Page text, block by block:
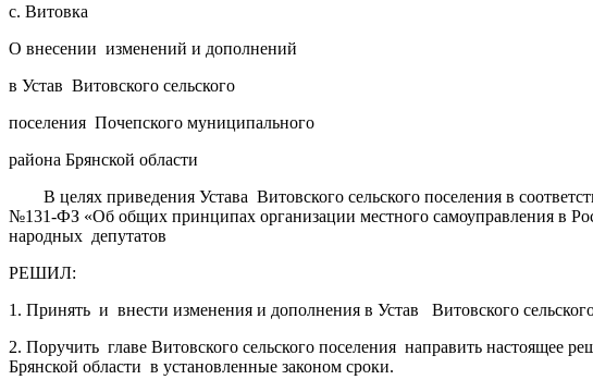
с. Витовка
О внесении изменений и дополнений
в Устав Витовского сельского
поселения Почепского муниципального
района Брянской области
В целях приведения Устава Витовского сельского поселения в
№131-ФЗ «Об общих принципах организации местного самоуправления в
народных депутатов
РЕШИЛ:
1. Принять и внести изменения и дополнения в Устав Витовского
2. Поручить главе Витовского сельского поселения направить настоящее
Брянской области в установленные законом сроки.